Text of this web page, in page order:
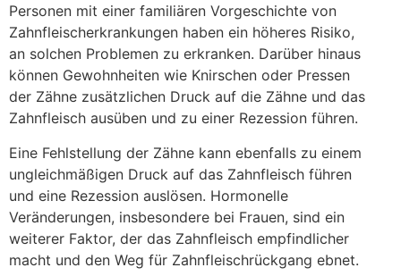
Personen mit einer familiären Vorgeschichte von
Zahnfleischerkrankungen haben ein höheres Risiko,
an solchen Problemen zu erkranken. Darüber hinaus
können Gewohnheiten wie Knirschen oder Pressen
der Zähne zusätzlichen Druck auf die Zähne und das
Zahnfleisch ausüben und zu einer Rezession führen.
Eine Fehlstellung der Zähne kann ebenfalls zu einem
ungleichmäßigen Druck auf das Zahnfleisch führen
und eine Rezession auslösen. Hormonelle
Veränderungen, insbesondere bei Frauen, sind ein
weiterer Faktor, der das Zahnfleisch empfindlicher
macht und den Weg für Zahnfleischrückgang ebnet.